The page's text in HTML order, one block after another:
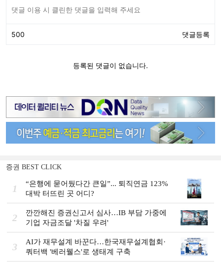
증권 BEST CLICK
1
“은행에 묻어뒀다간 큰일”... 퇴직연금 123%
대박 터뜨린 곳 어디?
2
깐깐해진 증권신고서 심사…IB 부담 가중에
기업 자금조달 '차질 우려'
3
AI가 재무설계 바꾼다…한국재무설계협회·
쿼터백 '베러웰스'로 생태계 구축